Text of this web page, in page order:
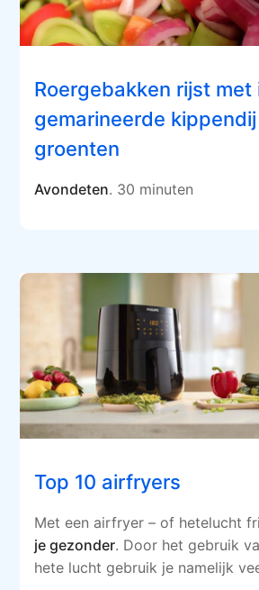
Roergebakken rijst met
gemarineerde
groenten
Avondeten. 30 minuten
Top 10 airfryers
Met een airfryer – of hetelucht
je gezonder. Door het gebruik
hete lucht gebruik je namelijk